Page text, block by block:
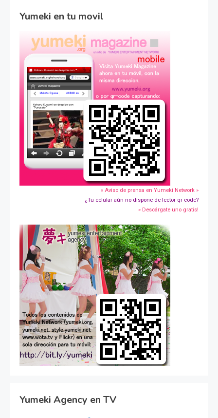
Yumeki en tu movil
» Aviso de prensa en Yumeki Network »
¿Tu celular aún no dispone de lector qr-code?
» Descárgate uno gratis!
Yumeki Agency en TV